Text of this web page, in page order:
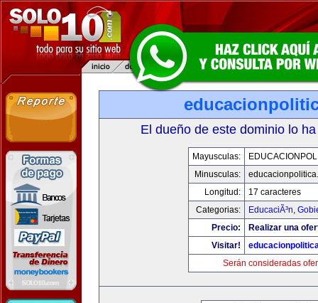
El dueño de este dominio lo
Mayusculas:
Minusculas:
Longitud:
17 caracteres
Categorias:
EducaciÃ³n,
Precio:
Realizar una
Visitar!
Serán consideradas